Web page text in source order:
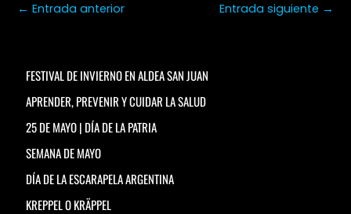
← Entrada anterior Entrada siguiente →
FESTIVAL DE INVIERNO EN ALDEA SAN JUAN
APRENDER, PREVENIR Y CUIDAR LA SALUD
25 DE MAYO | DÍA DE LA PATRIA
SEMANA DE MAYO
DÍA DE LA ESCARAPELA ARGENTINA
KREPPEL O KRÄPPEL